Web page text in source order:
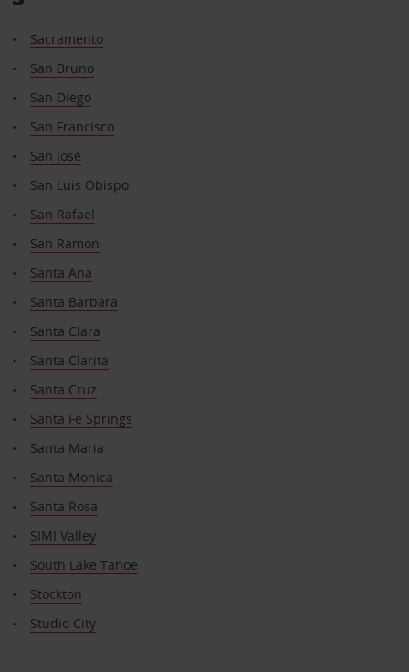
Sacramento
San Bruno
San Diego
San Francisco
San José
San Luis Obispo
San Rafael
San Ramon
Santa Ana
Santa Barbara
Santa Clara
Santa Clarita
Santa Cruz
Santa Fe Springs
Santa Maria
Santa Monica
Santa Rosa
SIMI Valley
South Lake Tahoe
Stockton
Studio City